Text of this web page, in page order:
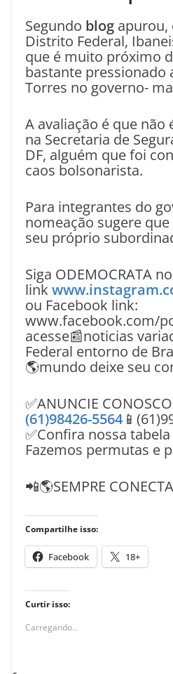
Segundo blog apurou,
Distrito Federal,
que é muito próximo
bastante pressionado
Torres no governo-
A avaliação é que não
na Secretaria de
DF, alguém que foi
caos bolsonarista.
Para integrantes do
nomeação sugere
seu próprio
Siga ODEMOCRATA
link
ou Facebook link:
www.facebook.com/
acesse📰noticias
Federal entorno de
🌎mundo deixe seu
✅ANUNCIE CONOSCO
(61)98426-5564
✅Confira nossa
Fazemos permutas e
📲🌎SEMPRE
Compartilhe isso:
Facebook 18+
Curtir isso:
Carregando...